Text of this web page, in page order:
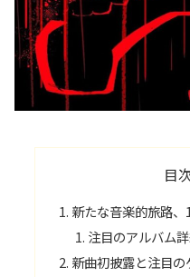
目
新たな音楽的旅路
注目のアルバム
新曲初披露と注目の